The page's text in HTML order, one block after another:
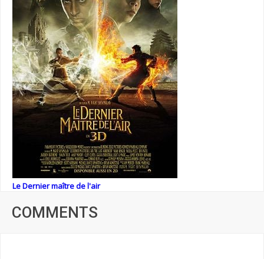
Le Dernier maître de l'air
COMMENTS